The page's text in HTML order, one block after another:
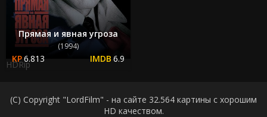
Прямая и явная угроза
(1994)
6.813 6.9
HDRip
(C) Copyright "LordFilm" - на сайте 32.564 картины с хорошим
HD качеством.